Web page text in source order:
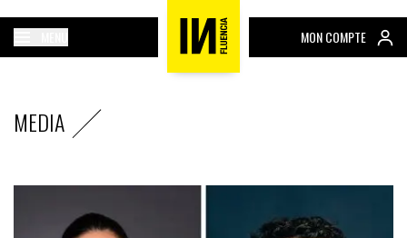
MON COMPTE
MEDIA